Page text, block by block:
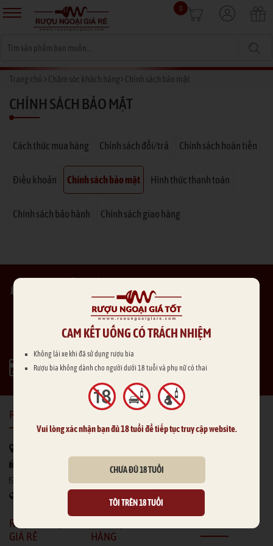
0
Trang chủ Chăm sóc khách hàng Chính sách bảo mật
CHÍNH SÁCH BẢO MẬT
Cách thức mua hàng Chính sách đổi/trả Chính sách hoàn tiền
Điều khoản Chính sách bảo mật Hình thức thanh toán
Chính sách bảo hành Chính sách giao hàng
Mẫu mã đa dạng
GIAO HÀNG TẬN NƠI
Thu tiền tận nhà
THANH TOÁN LINH HOẠT
RƯỢU NGOẠI GIÁ RẺ
trandiep1979@gmail.com
RƯỢU NGOẠI
GIÁ RẺ
HÀNG
CAM KẾT UỐNG CÓ TRÁCH NHIỆM
Không lái xe khi đã sử dụng rượu bia
Rượu bia không dành cho người dưới 18 tuổi và phụ nữ có thai
Vui lòng xác nhận bạn đủ 18 tuổi để tiếp tục truy cập website.
CHƯA ĐỦ 18 TUỔI
TÔI TRÊN 18 TUỔI